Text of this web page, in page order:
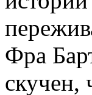
Фра
скучен,